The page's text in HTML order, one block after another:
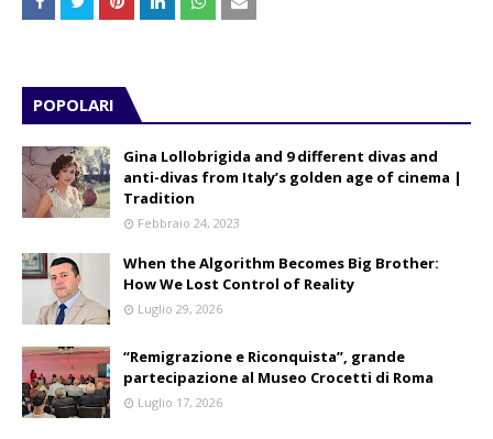
POPOLARI
Gina Lollobrigida and 9 different divas and
anti-divas from Italy’s golden age of cinema |
Tradition
Febbraio 24, 2023
When the Algorithm Becomes Big Brother:
How We Lost Control of Reality
Luglio 29, 2026
“Remigrazione e Riconquista”, grande
partecipazione al Museo Crocetti di Roma
Luglio 17, 2026